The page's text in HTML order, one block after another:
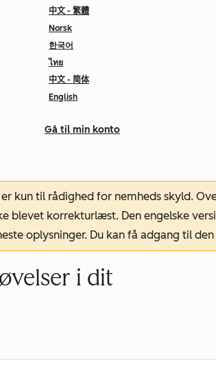
中文 - 繁體
Norsk
한국어
ไทย
中文 - 简体
English
Gå til min konto
kun til rådighed for nemheds skyld.
blevet korrekturlæst. Den engelske
oplysninger. Du kan få adgang til den
i dit